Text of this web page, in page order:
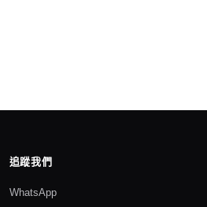
追蹤我們
WhatsApp